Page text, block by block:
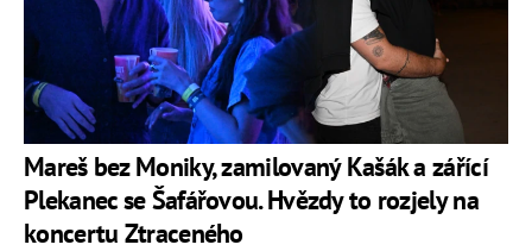
Mareš bez Moniky, zamilovaný Kašák a zářící
Plekanec se Šafářovou. Hvězdy to rozjely na
koncertu Ztraceného